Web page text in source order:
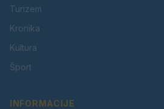
Turizem
Kronika
Kultura
Šport
INFORMACIJE